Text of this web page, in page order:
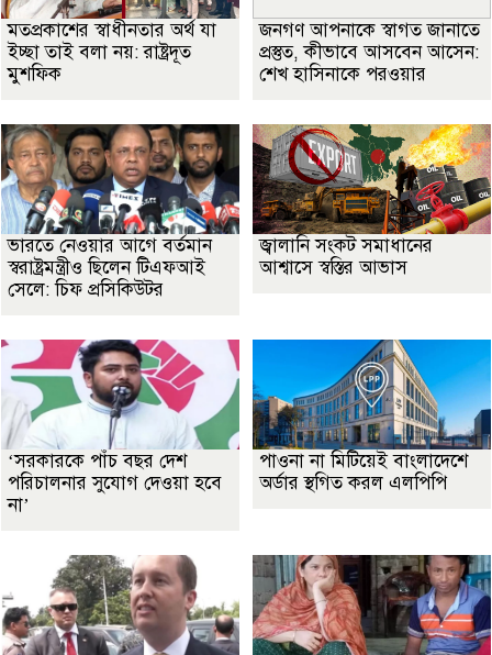
মতপ্রকাশের স্বাধীনতার অর্থ যা
ইচ্ছা তাই বলা নয়: রাষ্ট্রদূত
মুশফিক
জনগণ আপনাকে স্বাগত জানাতে
প্রস্তুত, কীভাবে আসবেন আসেন:
শেখ হাসিনাকে পরওয়ার
ভারতে নেওয়ার আগে বর্তমান
স্বরাষ্ট্রমন্ত্রীও ছিলেন টিএফআই
সেলে: চিফ প্রসিকিউটর
জ্বালানি সংকট সমাধানের
আশ্বাসে স্বস্তির আভাস
‘সরকারকে পাঁচ বছর দেশ
পরিচালনার সুযোগ দেওয়া হবে
না’
পাওনা না মিটিয়েই বাংলাদেশে
অর্ডার স্থগিত করল এলপিপি